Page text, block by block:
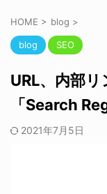
HOME > blog >
blog SEO
URL、内部
「Search
2021年7月5日